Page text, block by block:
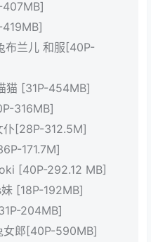
布兰儿 和服[40P-
猫 [31P-454MB]
316MB]
仆[28P-312.5M]
171.7M]
[40P-292.12 MB]
[18P-192MB]
204MB]
女郎[40P-590MB]